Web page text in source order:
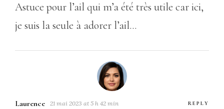
Astuce pour l’ail qui m’a été très utile car ici,
je suis la seule à adorer l’ail…
Laurence 21 mai 2023 at 5 h 42 min REPLY